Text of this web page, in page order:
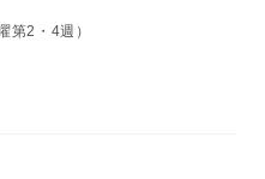
第2・4週）